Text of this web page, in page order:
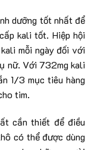
dưỡng tốt nhất để
kali tốt. Hiệp hội
mỗi ngày đối với
nữ. Với 732mg kali
1/3 mục tiêu hàng
tim.
cần thiết để điều
có thể được dùng